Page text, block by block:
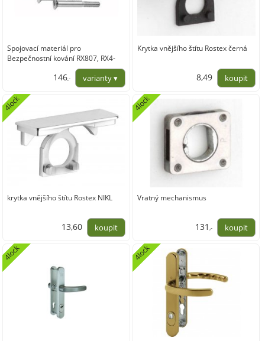
Spojovací materiál pro
Bezpečnostní kování RX807, RX4-
146,-
Krytka vnějšího štítu Rostex černá
8,49
krytka vnějšího štítu Rostex NIKL
4lock
13,60
Vratný mechanismus
4lock
131 ,-
4lock 4lock